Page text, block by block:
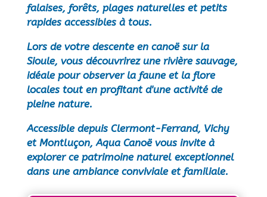
falaises, forêts, plages naturelles et petits
rapides accessibles à tous.
Lors de votre descente en canoë sur la
Sioule, vous découvrirez une rivière sauvage,
idéale pour observer la faune et la flore
locales tout en profitant d'une activité de
pleine nature.
Accessible depuis Clermont-Ferrand, Vichy
et Montluçon, Aqua Canoë vous invite à
explorer ce patrimoine naturel exceptionnel
dans une ambiance conviviale et familiale.